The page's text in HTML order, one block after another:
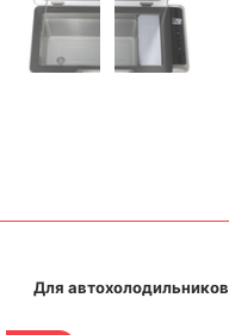
Для автохолодильников